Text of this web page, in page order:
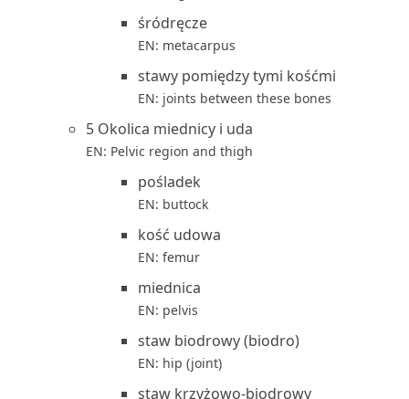
śródręcze
EN: metacarpus
stawy pomiędzy tymi kośćmi
EN: joints between these bones
5 Okolica miednicy i uda
EN: Pelvic region and thigh
pośladek
EN: buttock
kość udowa
EN: femur
miednica
EN: pelvis
staw biodrowy (biodro)
EN: hip (joint)
staw krzyżowo-biodrowy